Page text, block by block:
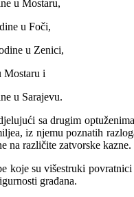
u Mostaru,
u Foči,
u Zenici,
Mostaru i
u Sarajevu.
sa drugim
iz njemu poznatih
na različite zatvorske kazne.
koje su višestruki
građana.